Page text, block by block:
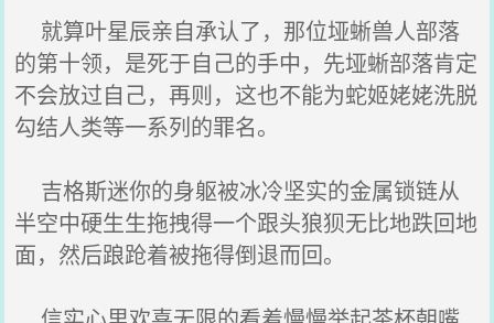
就算叶星辰亲自承认了，那位垭蜥兽人部落
的第十领，是死于自己的手中，先垭蜥部落肯定
不会放过自己，再则，这也不能为蛇姬姥姥洗脱
勾结人类等一系列的罪名。
吉格斯迷你的身躯被冰冷坚实的金属锁链从
半空中硬生生拖拽得一个跟头狼狈无比地跌回地
面，然后踉跄着被拖得倒退而回。